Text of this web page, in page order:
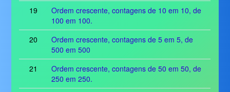
19
Ordem crescente, contagens de 10 em 10, de
100 em 100.
20
Ordem crescente, contagens de 5 em 5, de
500 em 500
21
Ordem crescente, contagens de 50 em 50, de
250 em 250.